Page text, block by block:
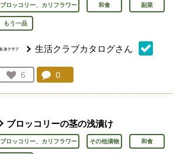
ブロッコリー、カリフラワー 和食 副菜
もう一品
生活クラブカタログさん
お気に入り登録：
6
人が登録
コメント：
0
ブロッコリーの茎の浅漬け
ブロッコリー、カリフラワー その他漬物 和食